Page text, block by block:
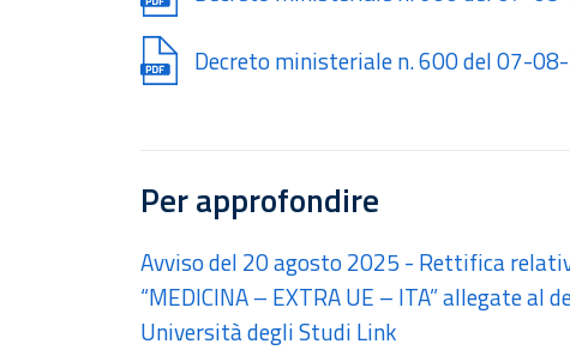
Document
Decreto ministeriale n. 600 del 07-
Per approfondire
Avviso del 20 agosto 2025 - Rettifica
“MEDICINA – EXTRA UE – ITA” allegate
Università degli Studi Link